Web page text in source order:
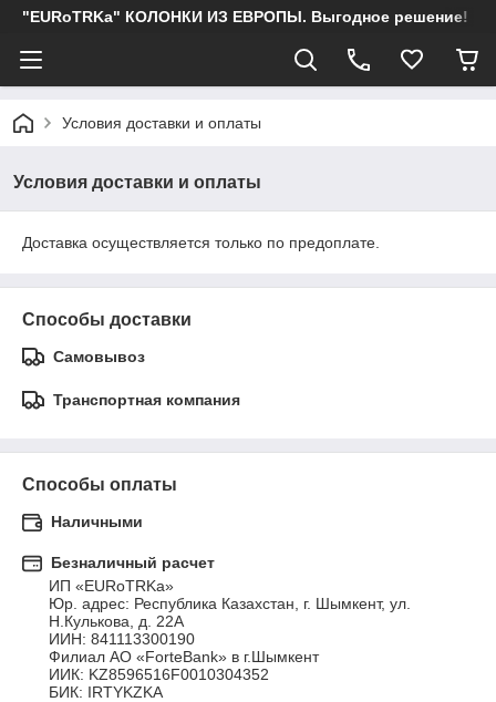
"EURoTRKa" КОЛОНКИ ИЗ ЕВРОПЫ. Выгодное решение!
Условия доставки и оплаты
Условия доставки и оплаты
Доставка осуществляется только по предоплате.
Способы доставки
Самовывоз
Транспортная компания
Способы оплаты
Наличными
Безналичный расчет
ИП «EURoTRKa»
Юр. адрес: Республика Казахстан, г. Шымкент, ул.
Н.Кулькова, д. 22A
ИИН: 841113300190
Филиал АО «ForteBank» в г.Шымкент
ИИК: KZ8596516F0010304352
БИК: IRTYKZKA